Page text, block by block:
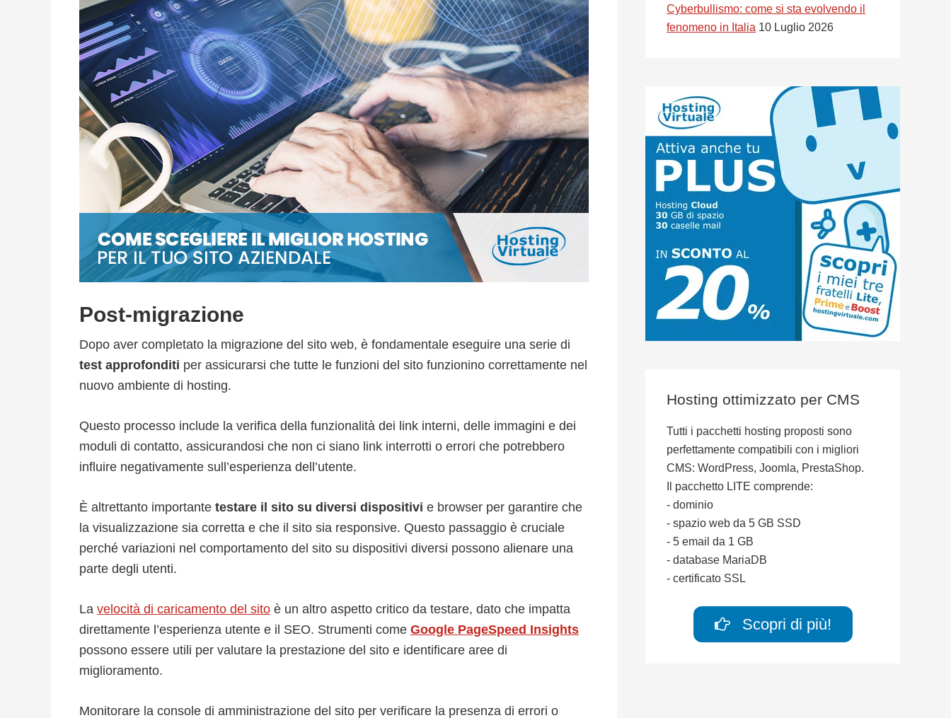
Post-migrazione
Dopo aver completato la migrazione del sito web, è fondamentale eseguire una serie di
test approfonditi per assicurarsi che tutte le funzioni del sito funzionino correttamente nel
nuovo ambiente di hosting.
Questo processo include la verifica della funzionalità dei link interni, delle immagini e dei
moduli di contatto, assicurandosi che non ci siano link interrotti o errori che potrebbero
influire negativamente sull’esperienza dell’utente.
È altrettanto importante testare il sito su diversi dispositivi e browser per garantire che
la visualizzazione sia corretta e che il sito sia responsive. Questo passaggio è cruciale
perché variazioni nel comportamento del sito su dispositivi diversi possono alienare una
parte degli utenti.
La velocità di caricamento del sito è un altro aspetto critico da testare, dato che impatta
direttamente l’esperienza utente e il SEO. Strumenti come Google PageSpeed Insights
possono essere utili per valutare la prestazione del sito e identificare aree di
miglioramento.
Monitorare la console di amministrazione del sito per verificare la presenza di errori o
Cyberbullismo: come si sta evolvendo il
fenomeno in Italia 10 Luglio 2026
Hosting ottimizzato per CMS
Tutti i pacchetti hosting proposti sono
perfettamente compatibili con i migliori
CMS: WordPress, Joomla, PrestaShop.
Il pacchetto LITE comprende:
- dominio
- spazio web da 5 GB SSD
- 5 email da 1 GB
- database MariaDB
- certificato SSL
Scopri di più!